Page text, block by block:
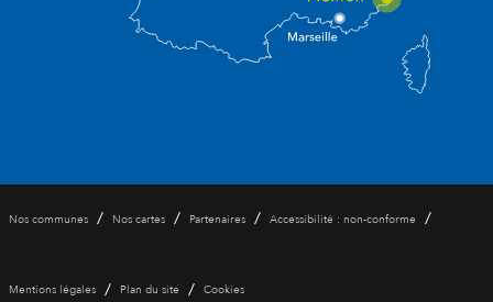
Nos communes / Nos cartes / Partenaires / Accessibilité : non-conforme /
Mentions légales / Plan du site / Cookies